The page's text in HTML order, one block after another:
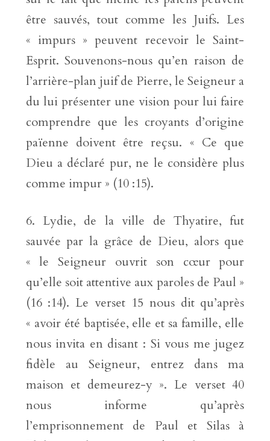
être sauvés, tout comme les Juifs. Les
« impurs » peuvent recevoir le Saint-
Esprit. Souvenons-nous qu’en raison de
l’arrière-plan juif de Pierre, le Seigneur a
du lui présenter une vision pour lui faire
comprendre que les croyants d’origine
païenne doivent être reçsu. « Ce que
Dieu a déclaré pur, ne le considère plus
comme impur » (10 :15).
Lydie, de la ville de Thyatire, fut
sauvée par la grâce de Dieu, alors que
« le Seigneur ouvrit son cœur pour
qu’elle soit attentive aux paroles de Paul »
(16 :14). Le verset 15 nous dit qu’après
« avoir été baptisée, elle et sa famille, elle
nous invita en disant : Si vous me jugez
fidèle au Seigneur, entrez dans ma
maison et demeurez-y ». Le verset 40
nous informe qu’après
l’emprisonnement de Paul et Silas à